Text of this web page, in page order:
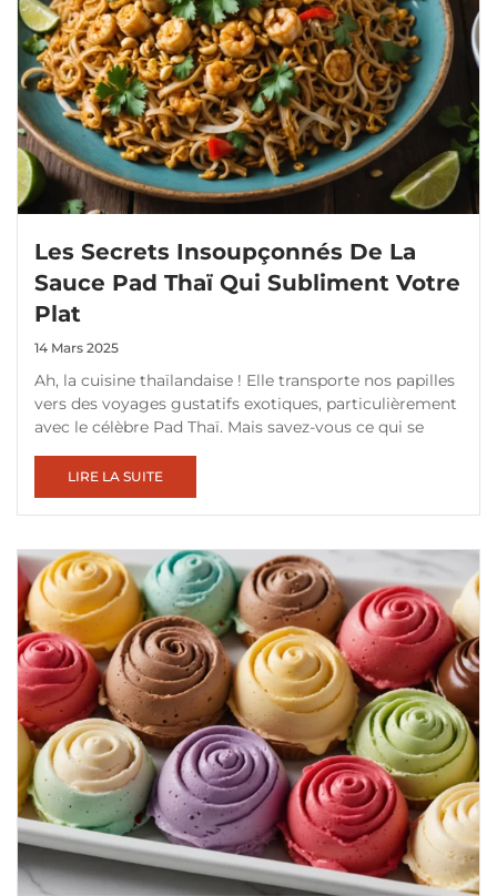
Les Secrets Insoupçonnés De La
Sauce Pad Thaï Qui Subliment Votre
Plat
14 Mars 2025
Ah, la cuisine thaïlandaise ! Elle transporte nos papilles
vers des voyages gustatifs exotiques, particulièrement
avec le célèbre Pad Thaï. Mais savez-vous ce qui se
LIRE LA SUITE